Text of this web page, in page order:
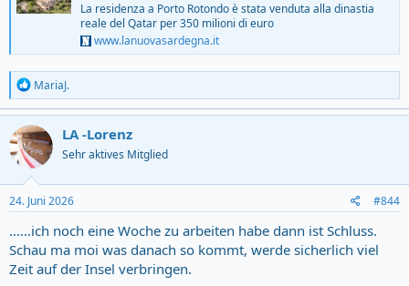
La residenza a Porto Rotondo è stata venduta alla dinastia
reale del Qatar per 350 milioni di euro
www.lanuovasardegna.it
R
e
a
c
t
i
o
n
s
:
MariaJ.
LA -Lorenz
Sehr aktives Mitglied
24. Juni 2026 #844
......ich noch eine Woche zu arbeiten habe dann ist Schluss.
Schau ma moi was danach so kommt, werde sicherlich viel
Zeit auf der Insel verbringen.